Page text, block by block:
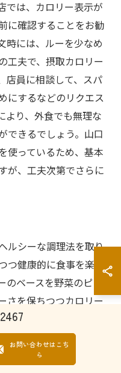
では、カロリー表示が
に確認することをお勧
時には、ルーを少なめ
工夫で、摂取カロリー
店員に相談して、スパ
にするなどのリクエス
より、外食でも無理な
できるでしょう。山口
使っているため、基本
が、工夫次第でさらに
ルシーな調理法を取り
つ健康的に食事を楽し
ベースを野菜のピュ
さを保ちつつカロリー
を最小限に抑えるため
みるのも一案です。さ
素材そのものの旨味を
お問い合わせはこち
ら